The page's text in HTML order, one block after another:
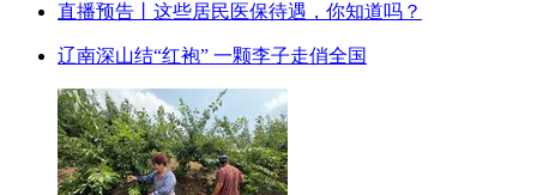
直播预告丨这些居民医保待遇，你知道吗？
辽南深山结“红袍” 一颗李子走俏全国